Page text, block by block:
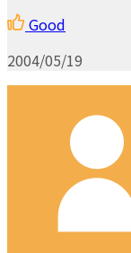
Good
2004/05/19